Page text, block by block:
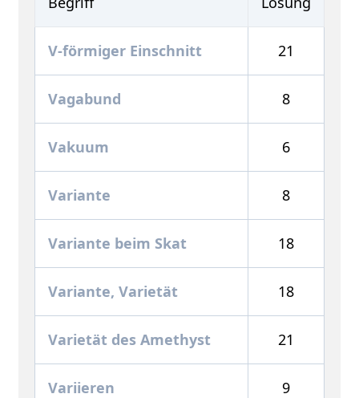
V-förmiger Einschnitt 21
Vagabund 8
Vakuum 6
Variante 8
Variante beim Skat 18
Variante, Varietät 18
Varietät des Amethyst 21
Variieren 9